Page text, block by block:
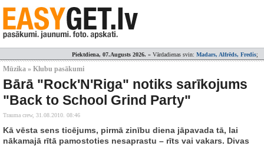
Piektdiena, 07.Augusts 2026. » Vārdadienas svin: Madars, Alfrēds, Fredis;
Mūzika » Klubu pasākumi
Bārā "Rock'N'Riga" notiks sarīkojums
"Back to School Grind Party"
Trauma crew, 31.08.2010. 08:46
Kā vēsta sens ticējums, pirmā zinību diena jāpavada tā, lai
nākamajā rītā pamostoties nesaprastu – rīts vai vakars. Divas